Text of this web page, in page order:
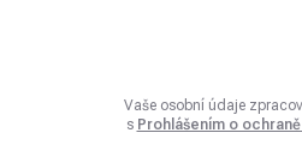
Vaše osobní údaje
s Prohlášením o